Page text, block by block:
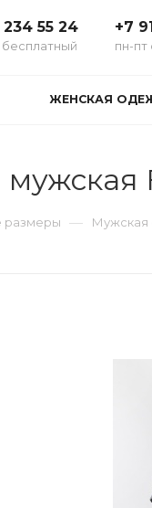
55 24 +7
пн-пт
ЖЕНСКАЯ
размеры — Мужская